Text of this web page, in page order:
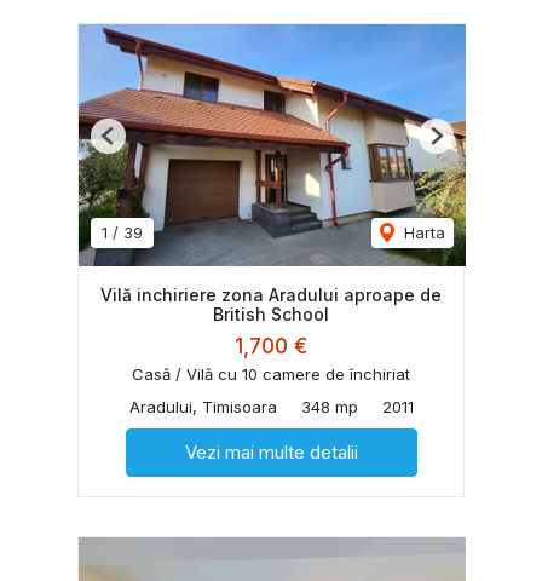
1 / 39 Harta
Previous Next
Vilă inchiriere zona Aradului aproape de
British School
1,700 €
Casă / Vilă cu 10 camere de închiriat
Aradului, Timisoara
348 mp 2011
Vezi mai multe detalii